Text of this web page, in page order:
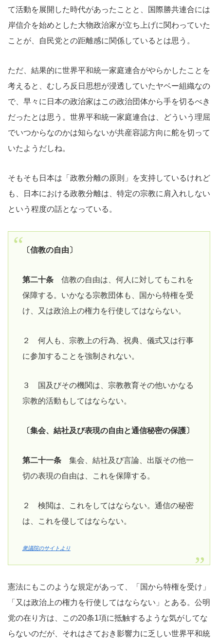
て活動を展開した時代があったことと、国際勝共連合には
岸信介を始めとした大物政治家が立ち上げに関わっていた
ことが、自民党との距離感に関係しているとは思う。
ただ、結果的に世界平和統一家庭連合がやらかしたことを
考えると、むしろ反日思想が浸透していたヤベー組織なの
で、早々に日本の政治家はこの政治団体から手を切るべき
だったとは思う。世界平和統一家庭連合は、どういう理屈
でいつからなのかは知らないが共産容認方向に舵を切って
いたようだしね。
そもそも日本は「政教分離の原則」を支持しているけれど
も、日本における政教分離は、特定の宗教に肩入れしない
という程度の話となっている。
〔信教の自由〕
第二十条信教の自由は、何人に対してもこれを
保障する。いかなる宗教団体も、国から特権を受
け、又は政治上の権力を行使してはならない。
２ 何人も、宗教上の行為、祝典、儀式又は行事
に参加することを強制されない。
３ 国及びその機関は、宗教教育その他いかなる
宗教的活動もしてはならない。
〔集会、結社及び表現の自由と通信秘密の保護〕
第二十一条集会、結社及び言論、出版その他一
切の表現の自由は、これを保障する。
２ 検閲は、これをしてはならない。通信の秘密
は、これを侵してはならない。
衆議院のサイトより
憲法にもこのような規定があって、「国から特権を受け」
「又は政治上の権力を行使してはならない」とある。公明
党の在り方は、この20条1項に抵触するような気がしてな
らないのだが、それはさておき影響力に乏しい世界平和統